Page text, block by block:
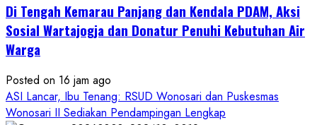
Di Tengah Kemarau Panjang dan Kendala PDAM, Aksi
Sosial Wartajogja dan Donatur Penuhi Kebutuhan Air
Warga
Posted on 16 jam ago
ASI Lancar, Ibu Tenang: RSUD Wonosari dan Puskesmas
Wonosari II Sediakan Pendampingan Lengkap